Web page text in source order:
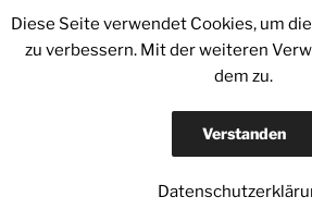
Zum
MARTIN WANKA
PHOTOGRAPHY // ART // LIFECOACH
Menü
APRIL 2018
Diese Seite verwendet Cookies, um
zu verbessern. Mit der weiteren
dem zu.
Verstanden